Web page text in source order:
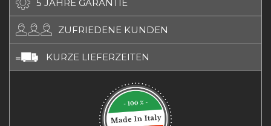
5 JAHRE GARANTIE
ZUFRIEDENE KUNDEN
KURZE LIEFERZEITEN